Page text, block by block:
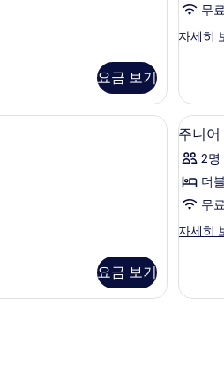
요금 보기
사
진
보
기
개)
무
자세히
디
윈
룸
자
세
히
보
오션 디럭스룸 | 객실 내 금고, 책상, 방음 설비,
요금 보기
주
니
어
스
트
진
4
주니어
2명
더
무
자세히
주
위